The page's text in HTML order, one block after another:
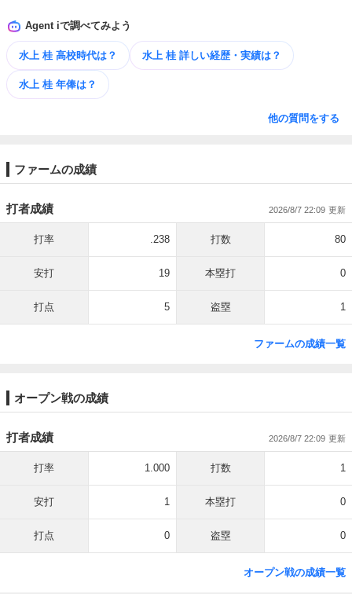
Agent iで調べてみよう
水上 桂 高校時代は？ 水上 桂 詳しい​経歴・​実績は？
水上 桂 年俸は？
他の質問をする
ファームの成績
打者成績 2026/8/7 22:09
打率 .238 打数 80
安打 19 本塁打 0
打点 5 盗塁 1
ファームの成績一覧
オープン戦の成績
打者成績 2026/8/7 22:09
打率 1.000 打数 1
安打 1 本塁打 0
打点 0 盗塁 0
オープン戦の成績一覧